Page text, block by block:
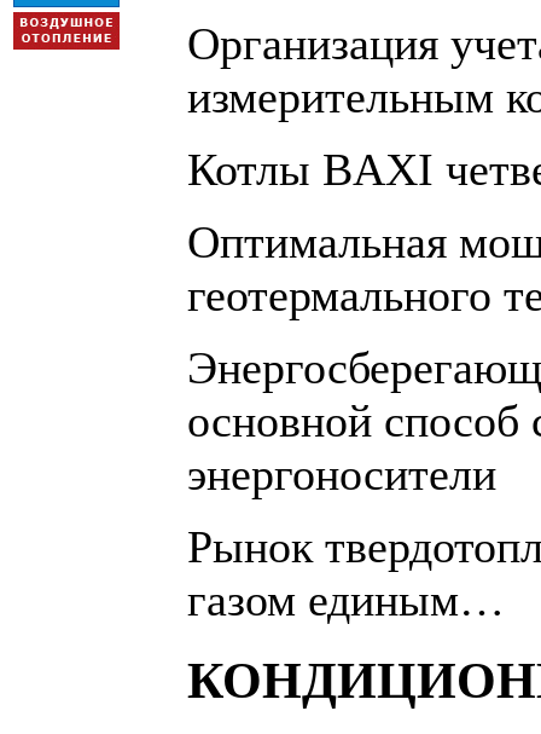
Организация
измерительным
Котлы BAXI
Оптимальная
геотермального
основной способ
энергоносители
Рынок
газом единым…